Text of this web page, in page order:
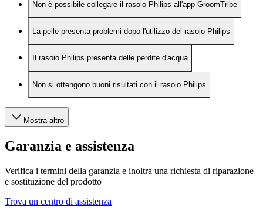
Non è possibile collegare il rasoio Philips all'app GroomTribe
La pelle presenta problemi dopo l'utilizzo del rasoio Philips
Il rasoio Philips presenta delle perdite d'acqua
Non si ottengono buoni risultati con il rasoio Philips
Mostra altro
Garanzia e assistenza
Verifica i termini della garanzia e inoltra una richiesta di riparazione
e sostituzione del prodotto
Trova un centro di assistenza